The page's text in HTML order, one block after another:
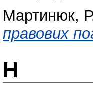
Мартинюк,
правових
Н